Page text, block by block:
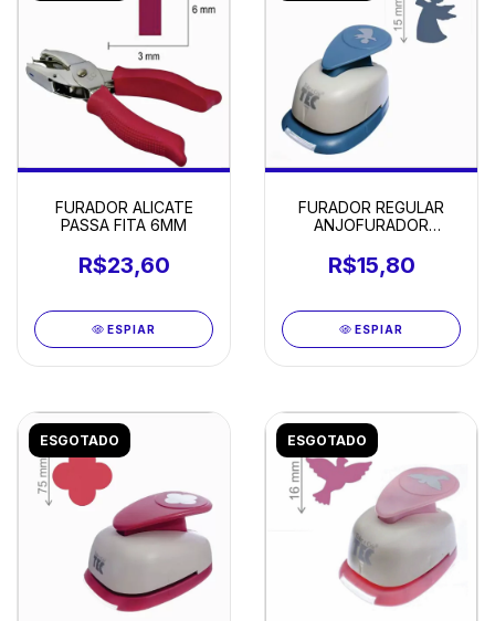
FURADOR ALICATE
PASSA FITA 6MM
R$23,60
ESPIAR
FURADOR REGULAR
ANJOFURADOR
R$15,80
ESPIAR
ESGOTADO ESGOTADO